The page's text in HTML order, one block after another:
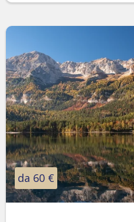
da 60 €